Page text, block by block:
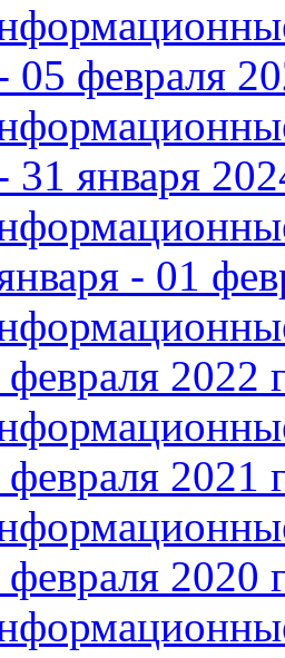
05 февраля
31 января
- 01
2022
2021
2020